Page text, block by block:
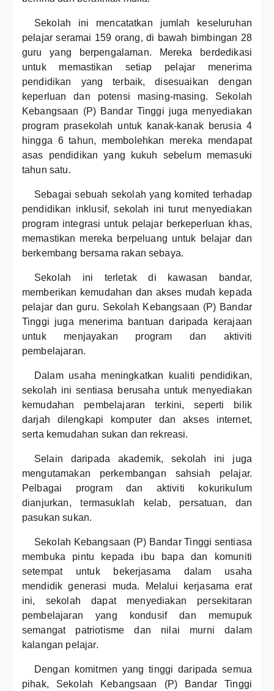
Sekolah ini mencatatkan jumlah keseluruhan
pelajar seramai 159 orang, di bawah bimbingan 28
guru yang berpengalaman. Mereka berdedikasi
untuk memastikan setiap pelajar menerima
pendidikan yang terbaik, disesuaikan dengan
keperluan dan potensi masing-masing. Sekolah
Kebangsaan (P) Bandar Tinggi juga menyediakan
program prasekolah untuk kanak-kanak berusia 4
hingga 6 tahun, membolehkan mereka mendapat
asas pendidikan yang kukuh sebelum memasuki
tahun satu.
Sebagai sebuah sekolah yang komited terhadap
pendidikan inklusif, sekolah ini turut menyediakan
program integrasi untuk pelajar berkeperluan khas,
memastikan mereka berpeluang untuk belajar dan
berkembang bersama rakan sebaya.
Sekolah ini terletak di kawasan bandar,
memberikan kemudahan dan akses mudah kepada
pelajar dan guru. Sekolah Kebangsaan (P) Bandar
Tinggi juga menerima bantuan daripada kerajaan
untuk menjayakan program dan aktiviti
pembelajaran.
Dalam usaha meningkatkan kualiti pendidikan,
sekolah ini sentiasa berusaha untuk menyediakan
kemudahan pembelajaran terkini, seperti bilik
darjah dilengkapi komputer dan akses internet,
serta kemudahan sukan dan rekreasi.
Selain daripada akademik, sekolah ini juga
mengutamakan perkembangan sahsiah pelajar.
Pelbagai program dan aktiviti kokurikulum
dianjurkan, termasuklah kelab, persatuan, dan
pasukan sukan.
Sekolah Kebangsaan (P) Bandar Tinggi sentiasa
membuka pintu kepada ibu bapa dan komuniti
setempat untuk bekerjasama dalam usaha
mendidik generasi muda. Melalui kerjasama erat
ini, sekolah dapat menyediakan persekitaran
pembelajaran yang kondusif dan memupuk
semangat patriotisme dan nilai murni dalam
kalangan pelajar.
Dengan komitmen yang tinggi daripada semua
pihak, Sekolah Kebangsaan (P) Bandar Tinggi